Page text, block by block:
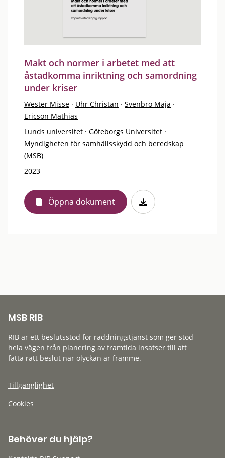
Makt och normer i arbetet med att
åstadkomma inriktning och samordning
under kriser
Wester Misse · Uhr Christan · Svenbro Maja ·
Ericson Mathias
Lunds universitet · Göteborgs Universitet ·
Myndigheten för samhällsskydd och beredskap
(MSB)
2023
Öppna dokument
MSB RIB
RIB är ett beslutsstöd för räddningstjänst som ger stöd
hela vägen från planering av framtida insatser till att
fatta rätt beslut när olyckan är framme.
Tillgänglighet
Cookies
Behöver du hjälp?